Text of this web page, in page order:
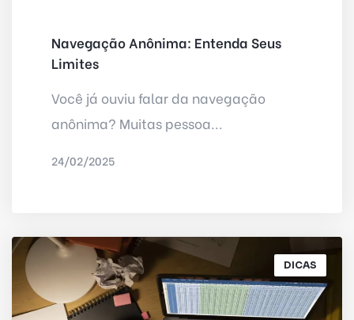
Navegação Anônima: Entenda Seus
Limites
Você já ouviu falar da navegação
anônima? Muitas pessoa...
24/02/2025
DICAS